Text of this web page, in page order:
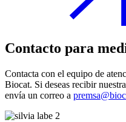
Contacto para
Contacta con el equipo de
Biocat. Si deseas recibir
envía un correo a